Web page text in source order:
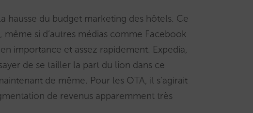
hausse du budget marketing des hôtels. Ce
si d’autres médias comme Facebook
importance et assez rapidement. Expedia,
de se tailler la part du lion dans ce
de même. Pour les OTA, il s’agirait
de revenus apparemment très